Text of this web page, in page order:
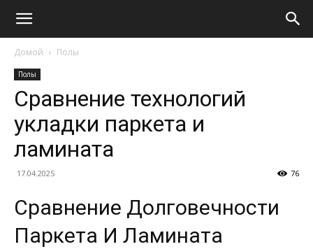
Домой Полы
Полы
Сравнение технологий
укладки паркета и
ламината
17.04.2025 76
Сравнение Долговечности
Паркета И Ламината